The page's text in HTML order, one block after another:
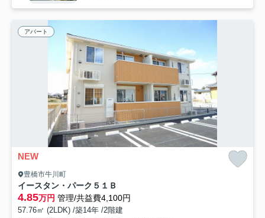
アパート
NEW
豊橋市牛川町
イースタン・パーク５１Ｂ
4.85万円 管理/共益費4,100円
57.76㎡ (2LDK) /築14年 /2階建